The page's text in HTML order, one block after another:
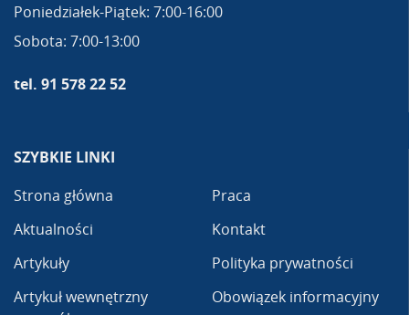
Poniedziałek-Piątek: 7:00-16:00
Sobota: 7:00-13:00
tel. 91 578 22 52
SZYBKIE LINKI
Strona główna
Aktualności
Artykuły
Artykuł wewnętrzny
Praca
Kontakt
Polityka prywatności
Obowiązek informacyjny